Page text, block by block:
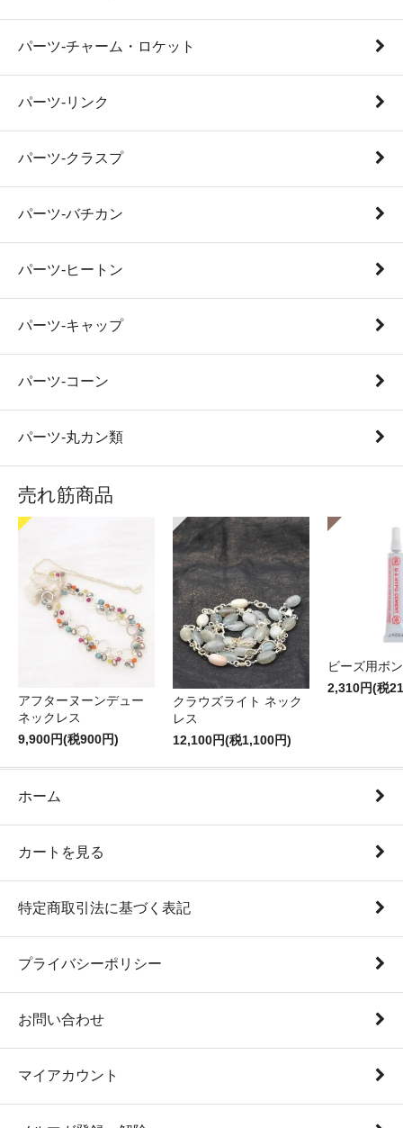
パーツ-チャーム・ロケット
パーツ-リンク
パーツ-クラスプ
パーツ-バチカン
パーツ-ヒートン
パーツ-キャップ
パーツ-コーン
パーツ-丸カン類
売れ筋商品
アフターヌーンデュー
ネックレス
9,900円(税900円)
クラウズライト ネック
レス
12,100円(税1,100円)
ビーズ用ボ
2,310円(税
ホーム
カートを見る
特定商取引法に基づく表記
プライバシーポリシー
お問い合わせ
マイアカウント